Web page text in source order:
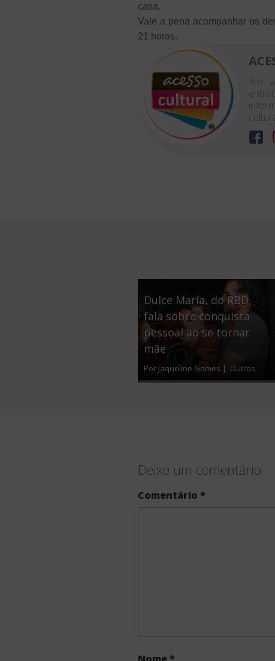
casa.
Vale a pena acompanhar os
21 horas.
No
Dulce María, do RBD,
fala sobre conquista
pessoal ao se tornar
mãe
Por Jaqueline Gomes | Outros
Deixe um comentário
Comentário *